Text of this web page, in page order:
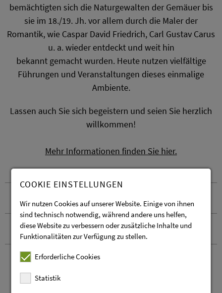
bemächtigten sich die Naturgewalten der Gemäuer bis
sie im 18./19. Jh. vor allem durch die Maler der
Romantik, wie Caspar David Friedrich, Carl Gustav Carus
u. a. wieder entdeckt und weit hin
bekannt gemacht wurden. Heute nutzen vielfältige
Führungen und Veranstaltungen dieses einmalige
Ambiente.
Lassen auch Sie sich begeistern und seien Sie herzlich
willkommen!
Mehr Informationen finden Sie hier.
Kontakt und Anreise
COOKIE EINSTELLUNGEN
Wir nutzen Cookies auf unserer Website. Einige von ihnen
sind technisch notwendig, während andere uns helfen,
diese Website zu verbessern oder zusätzliche Inhalte und
Funktionalitäten zur Verfügung zu stellen.
Erforderliche Cookies
Statistik